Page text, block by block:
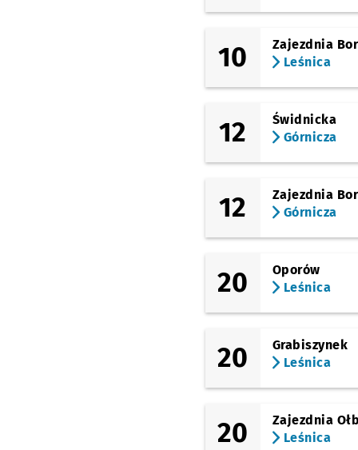
Rynek
(Legnicka)
Pl. Jana Pawła II
Młodych Techników
Teatralnych
Pl. Strzegomski
Wrocław Mikołajów
Niedźwiedzia
Małopanewska
(Legnicka)
Kwiska
DH Astra
(Lotnicza)
Park Zachodni
10
Zajezdnia
Leśnica
12
Świdnicka
Górnicza
12
Zajezdnia
Górnicza
20
Oporów
Leśnica
20
Grabiszynek
Leśnica
20
Zajezdnia
Leśnica